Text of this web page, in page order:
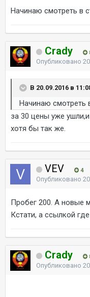
Начинаю смотреть в
Crady
Опубликовано
В 20.09.2016 в
Начинаю смотреть
за 30 цены уже
хотя бы так же.
VEV 4
Опубликовано
Пробег 200. А новые
Кстати, а ссылкой
Crady
Опубликовано